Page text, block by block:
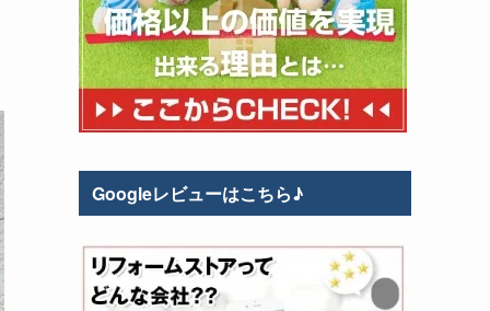
Googleレビューはこちら♪